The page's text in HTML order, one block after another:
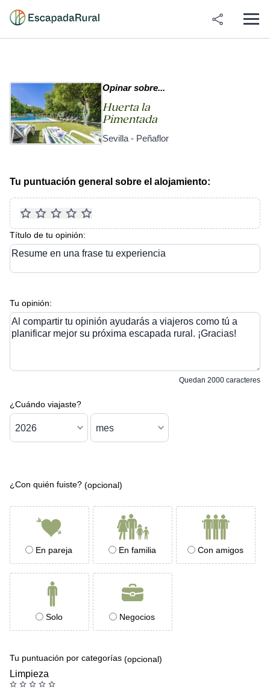
Opinar sobre...
Huerta la
Pimentada
Sevilla - Peñaflor
Tu puntuación general sobre el alojamiento:
Título de tu opinión:
Resume en una frase tu experiencia
Tu opinión:
Al compartir tu opinión ayudarás a viajeros como tú a
planificar mejor su próxima escapada rural. ¡Gracias!
Quedan 2000 caracteres
¿Cuándo viajaste?
¿Con quién fuiste? (opcional)
En pareja En familia Con amigos
Solo Negocios
Tu puntuación por categorías (opcional)
Limpieza